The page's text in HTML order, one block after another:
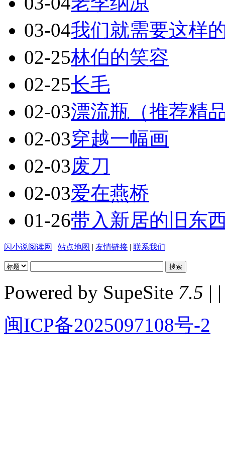
03-04我们就需要这样
02-25林伯的笑容
02-25长毛
02-03漂流瓶（推荐精
02-03穿越一幅画
02-03废刀
02-03爱在燕桥
01-26带入新居的旧东
闪小说阅读网 | 站点地图 | 友情链接 | 联系我们|
Powered by SupeSite 7.5 | |
闽ICP备2025097108号-2